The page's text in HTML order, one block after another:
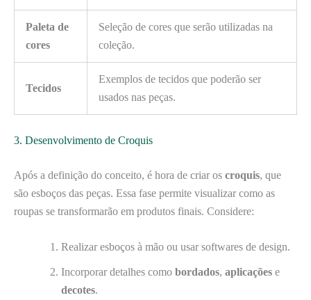
Paleta de
cores
Seleção de cores que serão utilizadas na
coleção.
Tecidos
Exemplos de tecidos que poderão ser
usados nas peças.
3. Desenvolvimento de Croquis
Após a definição do conceito, é hora de criar os croquis, que
são esboços das peças. Essa fase permite visualizar como as
roupas se transformarão em produtos finais. Considere:
Realizar esboços à mão ou usar softwares de design.
Incorporar detalhes como bordados, aplicações e
decotes.